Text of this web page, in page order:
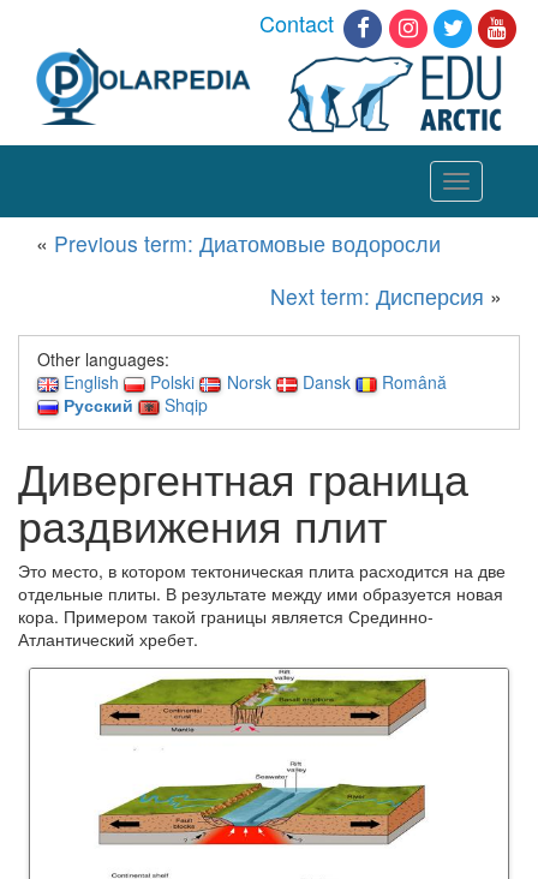
Contact
Toggle
navigation
« Previous term: Диатомовые водоросли
Next term: Дисперсия »
Other languages:
English
Polski Norsk Dansk
Română
Русский
Shqip
Дивергентная граница
раздвижения плит
Это место, в котором тектоническая плита расходится на две
отдельные плиты. В результате между ими образуется новая
кора. Примером такой границы является Срединно-
Атлантический хребет.